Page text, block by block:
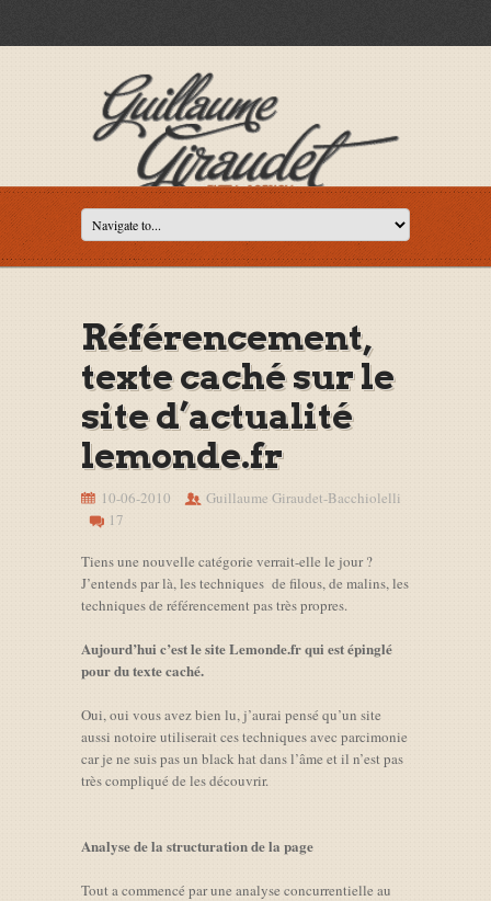
Référencement,
texte caché sur le
site d’actualité
lemonde.fr
10-06-2010
Guillaume Giraudet-Bacchiolelli
17
Tiens une nouvelle catégorie verrait-elle le jour ?
J’entends par là, les techniques de filous, de malins, les
techniques de référencement pas très propres.
Aujourd’hui c’est le site Lemonde.fr qui est épinglé
pour du texte caché.
Oui, oui vous avez bien lu, j’aurai pensé qu’un site
aussi notoire utiliserait ces techniques avec parcimonie
car je ne suis pas un black hat dans l’âme et il n’est pas
très compliqué de les découvrir.
Analyse de la structuration de la page
Tout a commencé par une analyse concurrentielle au